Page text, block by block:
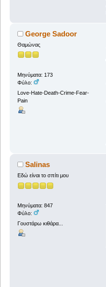
George Sadoor
Θαμώνας
Μηνύματα: 173
Φύλο:
Love-Hate-Death-Crime-Fear-
Pain
Salinas
Εδώ είναι το σπίτι μου
Μηνύματα: 847
Φύλο:
Γουστάρω κιθάρα...